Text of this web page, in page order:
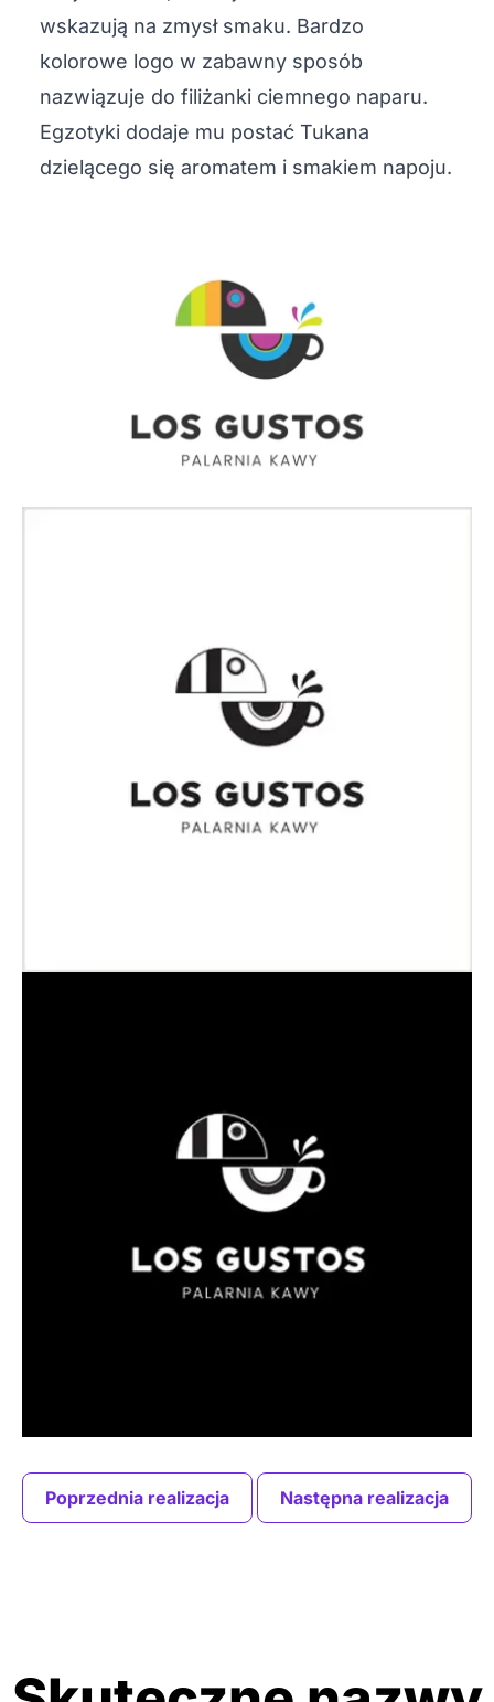
wskazują na zmysł smaku. Bardzo
kolorowe logo w zabawny sposób
nazwiązuje do filiżanki ciemnego naparu.
Egzotyki dodaje mu postać Tukana
dzielącego się aromatem i smakiem napoju.
Poprzednia realizacja Następna realizacja